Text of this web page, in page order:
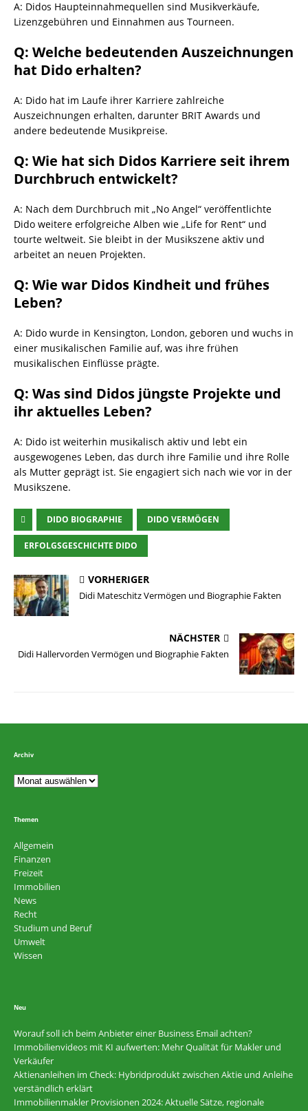
A: Didos Haupteinnahmequellen sind Musikverkäufe,
Lizenzgebühren und Einnahmen aus Tourneen.
Q: Welche bedeutenden Auszeichnungen
hat Dido erhalten?
A: Dido hat im Laufe ihrer Karriere zahlreiche
Auszeichnungen erhalten, darunter BRIT Awards und
andere bedeutende Musikpreise.
Q: Wie hat sich Didos Karriere seit ihrem
Durchbruch entwickelt?
A: Nach dem Durchbruch mit „No Angel“ veröffentlichte
Dido weitere erfolgreiche Alben wie „Life for Rent“ und
tourte weltweit. Sie bleibt in der Musikszene aktiv und
arbeitet an neuen Projekten.
Q: Wie war Didos Kindheit und frühes
Leben?
A: Dido wurde in Kensington, London, geboren und wuchs in
einer musikalischen Familie auf, was ihre frühen
musikalischen Einflüsse prägte.
Q: Was sind Didos jüngste Projekte und
ihr aktuelles Leben?
A: Dido ist weiterhin musikalisch aktiv und lebt ein
ausgewogenes Leben, das durch ihre Familie und ihre Rolle
als Mutter geprägt ist. Sie engagiert sich nach wie vor in der
Musikszene.
DIDO BIOGRAPHIE DIDO VERMÖGEN
ERFOLGSGESCHICHTE DIDO
VORHERIGER
Didi Mateschitz Vermögen und Biographie Fakten
NÄCHSTER
Didi Hallervorden Vermögen und Biographie Fakten
Archiv
Themen
Allgemein
Finanzen
Freizeit
Immobilien
News
Recht
Studium und Beruf
Umwelt
Wissen
Neu
Worauf soll ich beim Anbieter einer Business Email achten?
Immobilienvideos mit KI aufwerten: Mehr Qualität für Makler und
Verkäufer
Aktienanleihen im Check: Hybridprodukt zwischen Aktie und Anleihe
verständlich erklärt
Immobilienmakler Provisionen 2024: Aktuelle Sätze, regionale